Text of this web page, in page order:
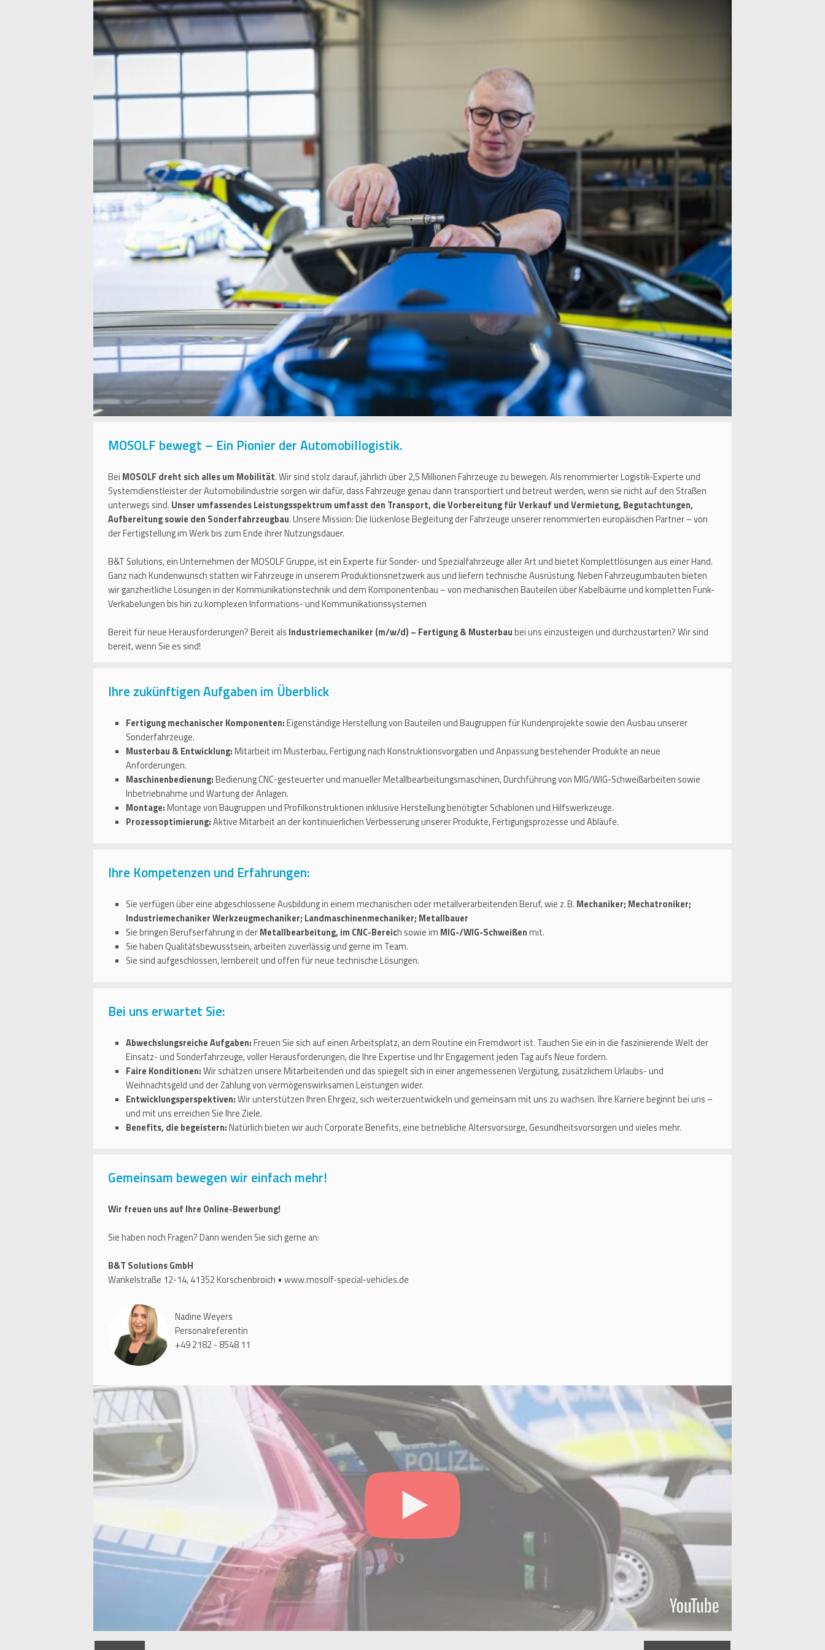
MOSOLF bewegt – Ein Pionier der Automobillogistik.
Bei MOSOLF dreht sich alles um Mobilität. Wir sind stolz darauf, jährlich über 2,5 Millionen Fahrzeuge zu bewegen. Als renommierter Logistik-Experte und
Systemdienstleister der Automobilindustrie sorgen wir dafür, dass Fahrzeuge genau dann transportiert und betreut werden, wenn sie nicht auf den Straßen
unterwegs sind. Unser umfassendes Leistungsspektrum umfasst den Transport, die Vorbereitung für Verkauf und Vermietung, Begutachtungen,
Aufbereitung sowie den Sonderfahrzeugbau. Unsere Mission: Die lückenlose Begleitung der Fahrzeuge unserer renommierten europäischen Partner – von
der Fertigstellung im Werk bis zum Ende ihrer Nutzungsdauer.
B&T Solutions, ein Unternehmen der MOSOLF Gruppe, ist ein Experte für Sonder- und Spezialfahrzeuge aller Art und bietet Komplettlösungen aus einer Hand.
Ganz nach Kundenwunsch statten wir Fahrzeuge in unserem Produktionsnetzwerk aus und liefern technische Ausrüstung. Neben Fahrzeugumbauten bieten
wir ganzheitliche Lösungen in der Kommunikationstechnik und dem Komponentenbau – von mechanischen Bauteilen über Kabelbäume und kompletten Funk-
Verkabelungen bis hin zu komplexen Informations- und Kommunikationssystemen
Bereit für neue Herausforderungen? Bereit als Industriemechaniker (m/w/d) – Fertigung & Musterbaubei uns einzusteigen und durchzustarten? Wir sind
bereit, wenn Sie es sind!
Ihre zukünftigen Aufgaben im Überblick
Fertigung mechanischer Komponenten:Eigenständige Herstellung von Bauteilen und Baugruppen für Kundenprojekte sowie den Ausbau unserer
Sonderfahrzeuge.
Musterbau & Entwicklung:Mitarbeit im Musterbau, Fertigung nach Konstruktionsvorgaben und Anpassung bestehender Produkte an neue
Anforderungen.
Maschinenbedienung:Bedienung CNC-gesteuerter und manueller Metallbearbeitungsmaschinen, Durchführung von MIG/WIG-Schweißarbeiten sowie
Inbetriebnahme und Wartung der Anlagen.
Montage:Montage von Baugruppen und Profilkonstruktionen inklusive Herstellung benötigter Schablonen und Hilfswerkzeuge.
Prozessoptimierung:Aktive Mitarbeit an der kontinuierlichen Verbesserung unserer Produkte, Fertigungsprozesse und Abläufe.
Ihre Kompetenzen und Erfahrungen:
Sie verfügen über eine abgeschlossene Ausbildung in einem mechanischen oder metallverarbeitenden Beruf, wie z. B. Mechaniker; Mechatroniker;
Industriemechaniker Werkzeugmechaniker; Landmaschinenmechaniker; Metallbauer
Sie bringen Berufserfahrung in derMetallbearbeitung, im CNC-Bereich sowie im MIG-/WIG-Schweißenmit.
Sie haben Qualitätsbewusstsein, arbeiten zuverlässig und gerne im Team.
Sie sind aufgeschlossen, lernbereit und offen für neue technische Lösungen.
Bei uns erwartet Sie:
Abwechslungsreiche Aufgaben:Freuen Sie sich auf einen Arbeitsplatz, an dem Routine ein Fremdwort ist. Tauchen Sie ein in die faszinierende Welt der
Einsatz- und Sonderfahrzeuge, voller Herausforderungen, die Ihre Expertise und Ihr Engagement jeden Tag aufs Neue fordern.
Faire Konditionen:Wir schätzen unsere Mitarbeitenden und das spiegelt sich in einer angemessenen Vergütung, zusätzlichem Urlaubs- und
Weihnachtsgeld und der Zahlung von vermögenswirksamen Leistungen wider.
Entwicklungsperspektiven:Wir unterstützen Ihren Ehrgeiz, sich weiterzuentwickeln und gemeinsam mit uns zu wachsen. Ihre Karriere beginnt bei uns –
und mit uns erreichen Sie Ihre Ziele.
Benefits, die begeistern:Natürlich bieten wir auch Corporate Benefits, eine betriebliche Altersvorsorge, Gesundheitsvorsorgen und vieles mehr.
Gemeinsam bewegen wir einfach mehr!
Wir freuen uns auf Ihre Online-Bewerbung!
Sie haben noch Fragen? Dann wenden Sie sich gerne an:
B&T Solutions GmbH
Wankelstraße 12-14, 41352 Korschenbroich • www.mosolf-special-vehicles.de
Nadine Weyers
Personalreferentin
+49 2182 - 8548 11